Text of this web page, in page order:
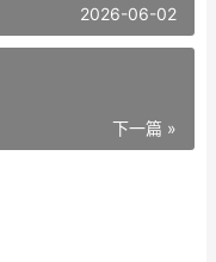
2026-06-02
下一篇 »